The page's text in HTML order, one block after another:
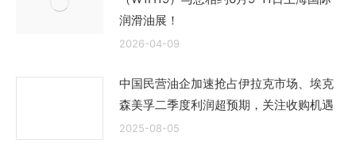
润滑油展！
2026-04-09
中国民营油企加速抢占伊拉克市场、埃克
森美孚二季度利润超预期，关注收购机遇
2025-08-05